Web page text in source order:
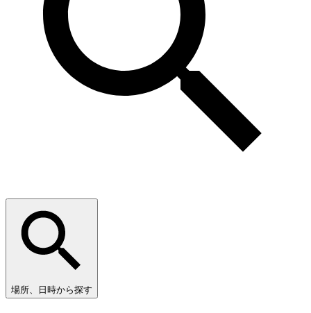
場所、日時から探す